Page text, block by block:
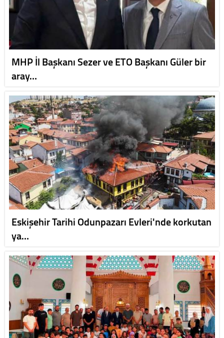
MHP İl Başkanı Sezer ve ETO Başkanı Güler bir
aray…
Eskişehir Tarihi Odunpazarı Evleri'nde korkutan
ya…